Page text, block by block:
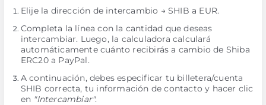
Elije la dirección de intercambio → SHIB a EUR.
Completa la línea con la cantidad que deseas
intercambiar. Luego, la calculadora calculará
automáticamente cuánto recibirás a cambio de Shiba
ERC20 a PayPal.
A continuación, debes especificar tu billetera/cuenta
SHIB correcta, tu información de contacto y hacer clic
en "Intercambiar".